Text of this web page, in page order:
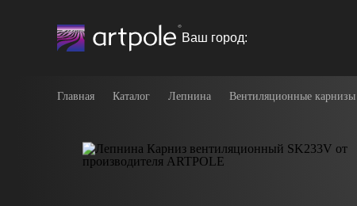
Ваш город:
Главная Каталог Лепнина Вентиляционные карнизы